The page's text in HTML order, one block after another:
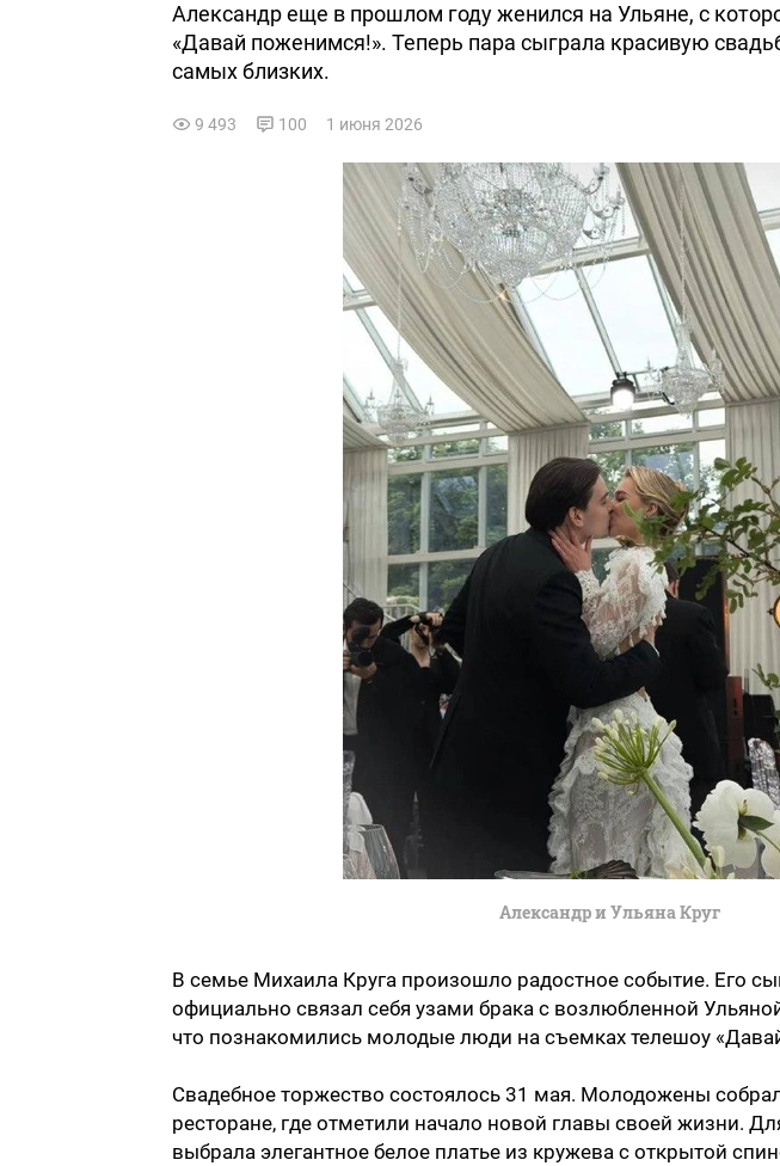
Александр еще в прошлом году женился на Ульяне, с
«Давай поженимся!». Теперь пара сыграла красивую
самых близких.
9 493 100 1 июня 2026
Александр и Ульяна Круг
В семье Михаила Круга произошло радостное событие. Его
официально связал себя узами брака с возлюбленной
что познакомились молодые люди на съемках телешоу
Свадебное торжество состоялось 31 мая. Молодожены
ресторане, где отметили начало новой главы своей жизни.
выбрала элегантное белое платье из кружева с открытой